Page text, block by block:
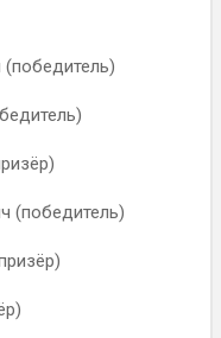
(победитель)